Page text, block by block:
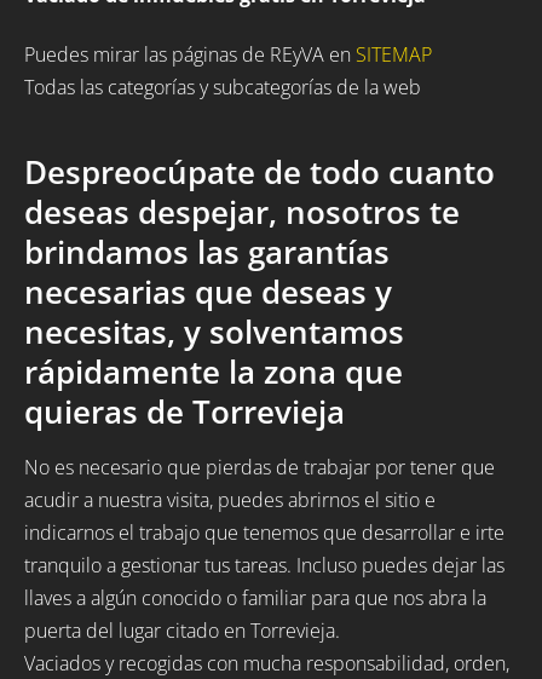
Puedes mirar las páginas de REyVA en SITEMAP
Todas las categorías y subcategorías de la web
Despreocúpate de todo cuanto
deseas despejar, nosotros te
brindamos las garantías
necesarias que deseas y
necesitas, y solventamos
rápidamente la zona que
quieras de Torrevieja
No es necesario que pierdas de trabajar por tener que
acudir a nuestra visita, puedes abrirnos el sitio e
indicarnos el trabajo que tenemos que desarrollar e irte
tranquilo a gestionar tus tareas. Incluso puedes dejar las
llaves a algún conocido o familiar para que nos abra la
puerta del lugar citado en Torrevieja.
Vaciados y recogidas con mucha responsabilidad, orden,